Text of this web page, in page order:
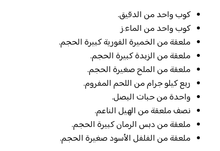
كوب واحد من الدقيق.
كوب واحد من الماء.ز
ملعقة من الخميرة الفورية كبيرة الحجم.
ملعقة من الزبدة كبيرة الحجم.
ملعقة من الملح صغيرة الحجم.
ربع كيلو جرام من اللحم المفروم.
واحدة من حبات البصل.
نصف ملعقة من الهيل الناعم.
ملعقة من دبس الرمان كبيرة الحجم.
ملعقة من الفلفل الأسود صغيرة الحجم.